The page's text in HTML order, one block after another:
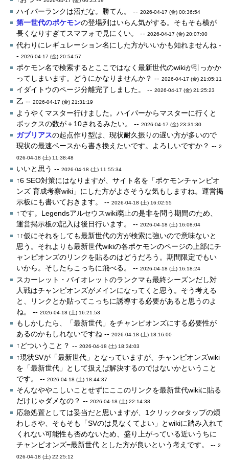
ハイパーランクは沼だな。勝てん。 --2026-04-17 (金) 00:36:54
第一世代のポケモンの登場列はいらん気がする。そもそも横が
長くなりすぎてスマフォで見にくい。 --2026-04-17 (金) 20:07:00
代わりにレギュレーション名にした方がいいかも知れませんね -
-2026-04-17 (金) 20:54:57
ポケモン名で検索するとここではなく最新世代のwikiが引っかか
ってしまいます。どうにかなりませんか？ --2026-04-17 (金) 21:05:11
イダイトウのページ分離完了しました。 --2026-04-17 (金) 21:25:23
乙 --2026-04-17 (金) 21:31:19
ようやくマスター行けました。ハイパーからマスターに行くと
ボックスの数が＋10されるみたい。 --2026-04-17 (金) 23:31:30
ガブリアスの起点作り型は、現状耐久振りの遅い方が多いので
現状の最速ベースから書き換えたいです。よろしいですか？ --2
026-04-18 (土) 11:38:48
いいと思う --2026-04-18 (土) 11:55:34
↑6 SEO対策にはなりますが、サイト名を「ポケモンチャンピオ
ンズ 育成考察wiki」にした方がよさそうな気もしますね。運営掲
示板にも書いておきます。 --2026-04-18 (土) 16:02:55
↑です。Legendsアルセウスwiki廃止の是非を問う期間のため、
運営掲示板の記入は後日行います。 --2026-04-18 (土) 16:08:04
↑↑仮にそれをしても最新世代の方が検索に強いので意味ないと
思う。それよりも最新世代wikiの各ポケモンのページの上部にチ
ャンピオンズのリンクを貼るのはどうだろう。期間限定でもい
いから。そしたらこっちに飛べる。 --2026-04-18 (土) 16:18:24
スカーレット・バイオレットのランクマも最終シーズンだし対
人戦はチャンピオンズがメインになってくと思う。そう考える
と、リンクとか貼ってこっちに誘導する必要があると思うのよ
ね。 --2026-04-18 (土) 16:21:53
もしかしたら、「最新世代」をチャンピオンズにする必要性が
あるのかもしれないですね --2026-04-18 (土) 18:16:00
↑どついうこと？ --2026-04-18 (土) 18:34:03
↑現状SVが「最新世代」となっていますが、チャンピオンズwiki
を「最新世代」として扱えば解決するのではないかということ
です。 --2026-04-18 (土) 18:44:37
そんなややこしいことせずにここのリンクを最新世代wikiに貼る
だけじゃダメなの？ --2026-04-18 (土) 22:14:38
応急処置としては妥当だと思いますが、1クリックorタップの煩
わしさや、そもそも「SVのは見なくてよい」とwikiに踏み入れて
くれない可能性も否めないため、盛り上がっている近いうちに
チャンピオンズ=最新世代 とした方が良いという考えです。 --2
026-04-18 (土) 22:25:12